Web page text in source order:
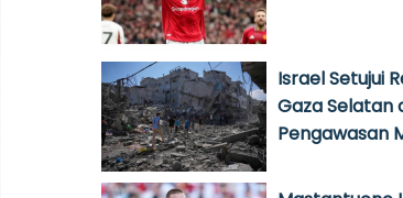
Israel Setujui
Gaza Selatan
Pengawasan